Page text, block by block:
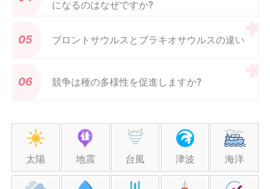
になるのはなぜですか?
ブロントサウルスとブラキオサウルスの違い
競争は種の多様性を促進しますか?
太陽 地震 台風 津波 海洋